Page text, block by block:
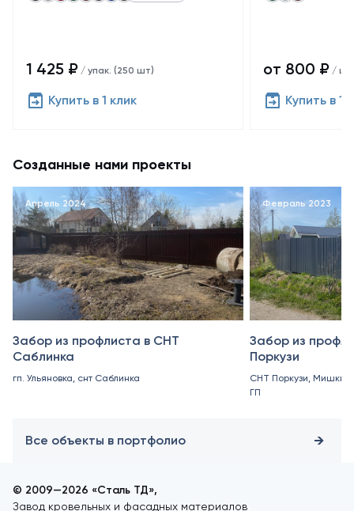
1 425 ₽ / упак. (250 шт)
Купить в 1 клик
от 800 ₽ / шт
Купить в 1
Созданные нами проекты
Апрель 2024
Забор из профлиста в СНТ
Саблинка
гп. Ульяновка, снт Саблинка
Февраль 2023
Забор из
Поркузи
СНТ Поркузи,
ГП
Все объекты в портфолио
© 2009—2026 «Сталь ТД»,
Завод кровельных и фасадных материалов